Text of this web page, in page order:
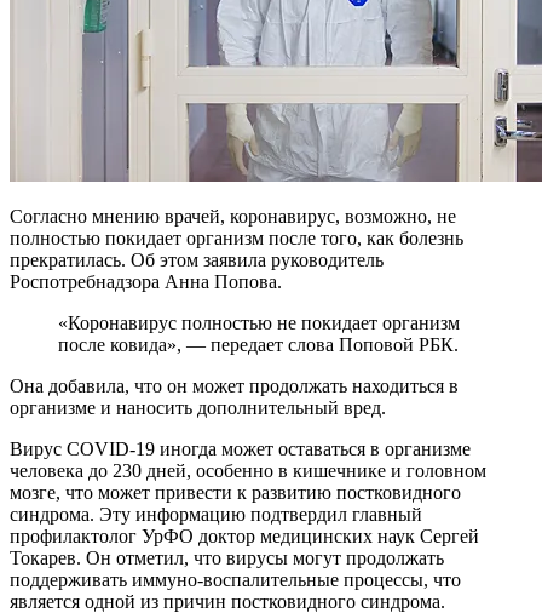
Согласно мнению врачей, коронавирус, возможно, не
полностью покидает организм после того, как болезнь
прекратилась. Об этом заявила руководитель
Роспотребнадзора Анна Попова.
«Коронавирус полностью не покидает организм
после ковида», — передает слова Поповой РБК.
Она добавила, что он может продолжать находиться в
организме и наносить дополнительный вред.
Вирус COVID-19 иногда может оставаться в организме
человека до 230 дней, особенно в кишечнике и головном
мозге, что может привести к развитию постковидного
синдрома. Эту информацию подтвердил главный
профилактолог УрФО доктор медицинских наук Сергей
Токарев. Он отметил, что вирусы могут продолжать
поддерживать иммуно-воспалительные процессы, что
является одной из причин постковидного синдрома.